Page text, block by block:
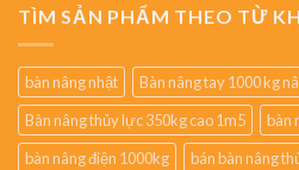
TÌM SẢN PHẨM THEO TỪ
bàn nâng nhật
Bàn nâng tay 1000 kg
Bàn nâng thủy lực 350kg cao 1m5
bàn
bàn nâng điện 1000kg
bán bàn nâng